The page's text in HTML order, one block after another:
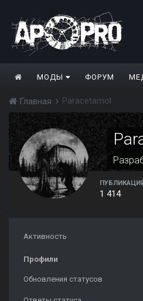
МОДЫ ФОРУМ
Главная Paracetamol
1 414
Активность
Профили
Обновления статусов